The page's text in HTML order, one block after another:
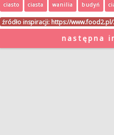
ciasto ciasta wanilia budyń
źródło inspiracji: https://
następna